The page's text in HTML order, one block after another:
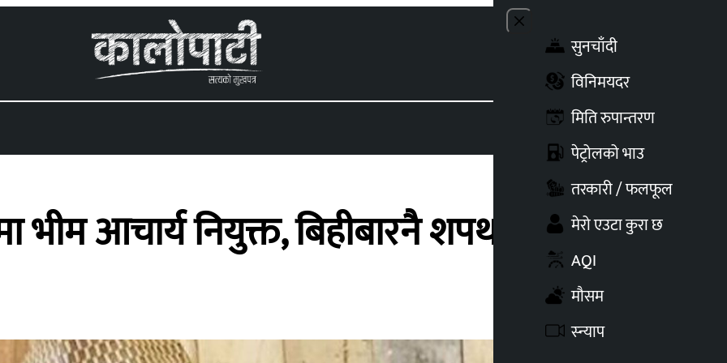
Close menu
सुनचाँदी
विनिमयदर
मिति रुपान्तरण
पेट्रोलको भाउ
तरकारी / फलफूल
मेरो एउटा कुरा छ
AQI
मौसम
स्न्याप
भीम आचार्य नियुक्त, बिहीबारनै शपथ ग्रहण गराईने